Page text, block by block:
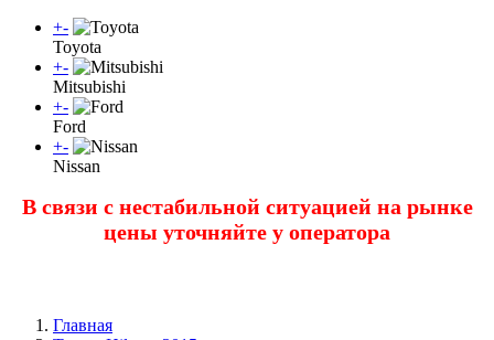
+-
Toyota
+-
Mitsubishi
+-
Ford
+-
Nissan
В связи с нестабильной ситуацией на рынке
цены уточняйте у оператора
Главная